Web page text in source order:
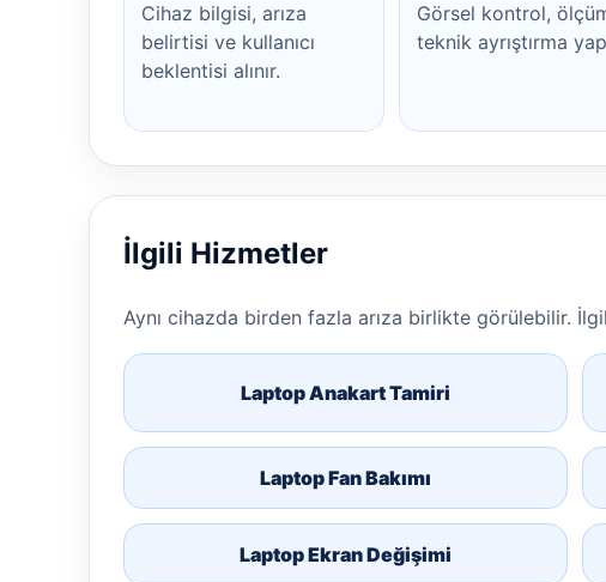
Cihaz bilgisi, arıza
belirtisi ve kullanıcı
beklentisi alınır.
Görsel kontrol,
teknik ayrıştırma
İlgili Hizmetler
Aynı cihazda birden fazla arıza birlikte görülebilir.
Laptop Anakart Tamiri
Laptop Fan Bakımı
Laptop Ekran Değişimi